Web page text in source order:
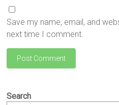
Save my name, email, and
next time I comment.
Search